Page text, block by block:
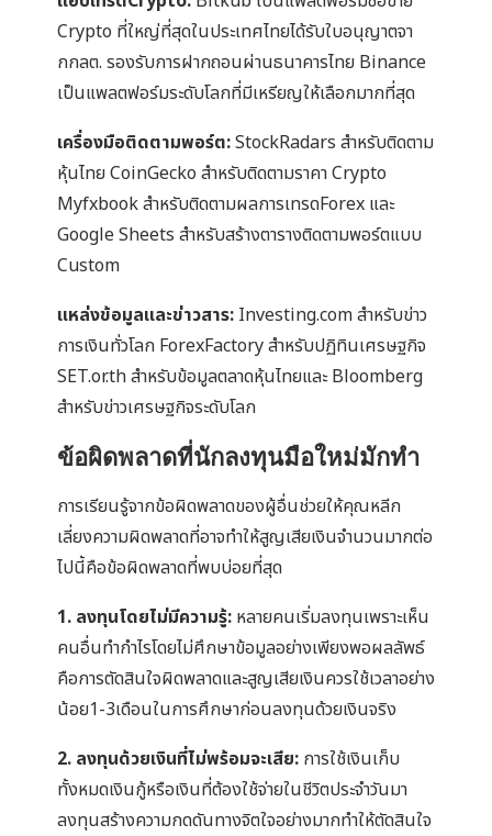
Crypto ที่ใหญ่ที่สุดในประเทศไทยได้รับใบอนุญาตจา
กกลต. รองรับการฝากถอนผ่านธนาคารไทย Binance
เป็นแพลตฟอร์มระดับโลกที่มีเหรียญให้เลือกมากที่สุด
เครื่องมือติดตามพอร์ต:StockRadars สำหรับติดตาม
หุ้นไทย CoinGecko สำหรับติดตามราคา Crypto
Myfxbook สำหรับติดตามผลการเทรดForex และ
Google Sheets สำหรับสร้างตารางติดตามพอร์ตแบบ
Custom
แหล่งข้อมูลและข่าวสาร: Investing.com สำหรับข่าว
การเงินทั่วโลก ForexFactory สำหรับปฏิทินเศรษฐกิจ
SET.or.th สำหรับข้อมูลตลาดหุ้นไทยและ Bloomberg
สำหรับข่าวเศรษฐกิจระดับโลก
ข้อผิดพลาดที่นักลงทุนมือใหม่มักทำ
การเรียนรู้จากข้อผิดพลาดของผู้อื่นช่วยให้คุณหลีก
เลี่ยงความผิดพลาดที่อาจทำให้สูญเสียเงินจำนวนมากต่อ
ไปนี้คือข้อผิดพลาดที่พบบ่อยที่สุด
1. ลงทุนโดยไม่มีความรู้: หลายคนเริ่มลงทุนเพราะเห็น
คนอื่นทำกำไรโดยไม่ศึกษาข้อมูลอย่างเพียงพอผลลัพธ์
คือการตัดสินใจผิดพลาดและสูญเสียเงินควรใช้เวลาอย่าง
น้อย1-3เดือนในการศึกษาก่อนลงทุนด้วยเงินจริง
2. ลงทุนด้วยเงินที่ไม่พร้อมจะเสีย: การใช้เงินเก็บ
ทั้งหมดเงินกู้หรือเงินที่ต้องใช้จ่ายในชีวิตประจำวันมา
ลงทุนสร้างความกดดันทางจิตใจอย่างมากทำให้ตัดสินใจ